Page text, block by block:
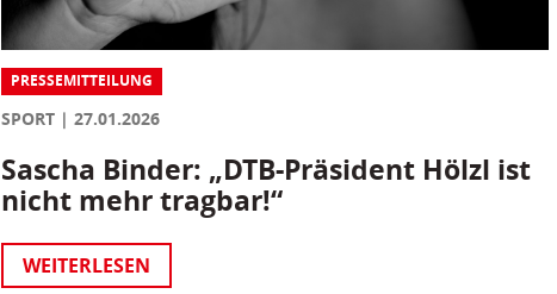
PRESSEMITTEILUNG
SPORT 27.01.2026
Sascha Binder: „DTB-Präsident Hölzl ist
nicht mehr tragbar!“
WEITERLESEN